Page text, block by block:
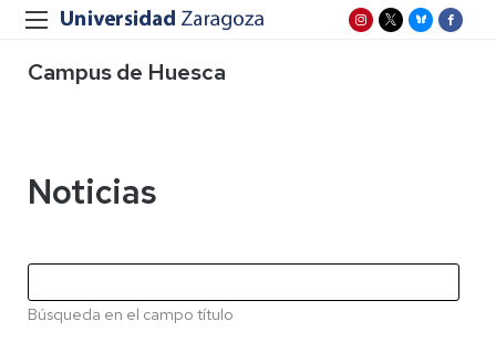
Campus de Huesca
Noticias
Búsqueda en el campo título